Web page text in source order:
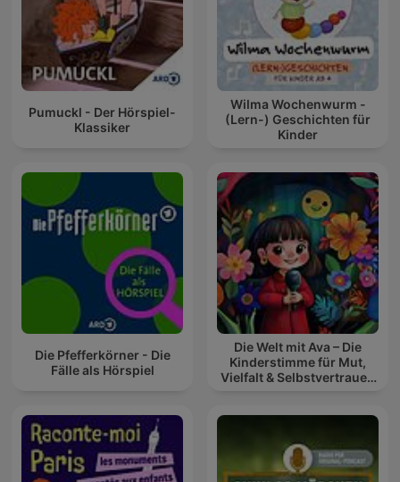
Pumuckl - Der Hörspiel-
Klassiker
Wilma Wochenwurm -
(Lern-) Geschichten für
Kinder
Die Pfefferkörner - Die
Fälle als Hörspiel
Die Welt mit Ava – Die
Kinderstimme für Mut,
Vielfalt & Selbstvertrauen